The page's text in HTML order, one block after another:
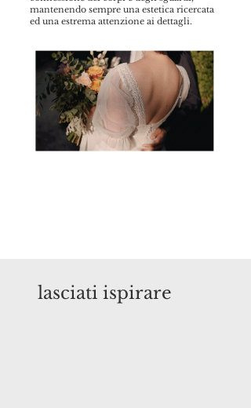
mantenendo sempre una estetica ricercata
ed una estrema attenzione ai dettagli.
lasciati ispirare